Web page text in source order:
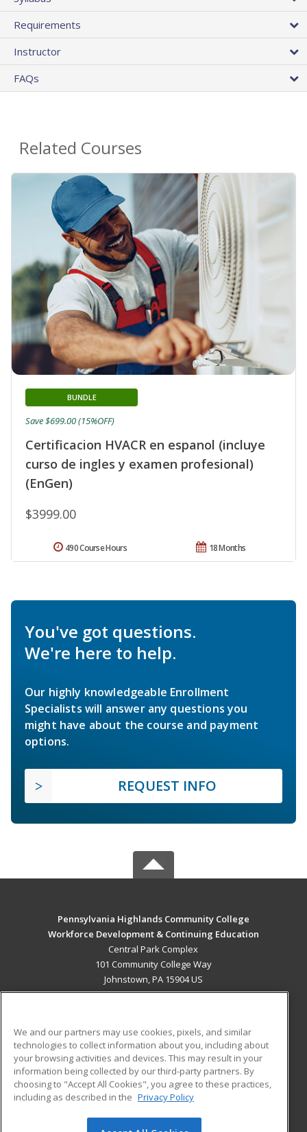
Requirements
Instructor
FAQs
Related Courses
Certificacion HVACR en espanol (incluye
curso de ingles y examen profesional)
(EnGen)
BUNDLE
$3999.00
Save $699.00 (15%OFF)
18 Months
490 Course Hours
You've got questions.
We're here to help.
Our highly knowledgeable Enrollment
Specialists will answer any questions you
might have about the course and payment
options.
REQUEST INFO
Pennsylvania Highlands Community College
Workforce Development & Continuing Education
Central Park Complex
101 Community College Way
Johnstown, PA 15904 US
ADDITIONAL RESOURCES
Military
Financial Assistance
Help
Student Blog
We and our partners may use cookies, pixels, and similar
technologies to collect information about you, including about
your browsing activities and devices. This may result in your
information being collected by our third-party partners. By
choosing to "Accept All Cookies", you agree to these practices,
including as described in the Privacy Policy